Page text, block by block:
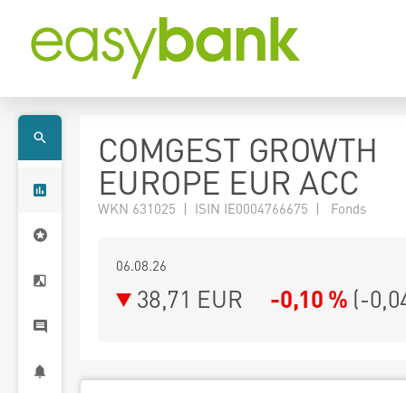
COMGEST GROWTH
EUROPE EUR ACC
WKN 631025 | ISIN IE0004766675 | Fonds
06.08.26
38,71 EUR -0,10 % (-